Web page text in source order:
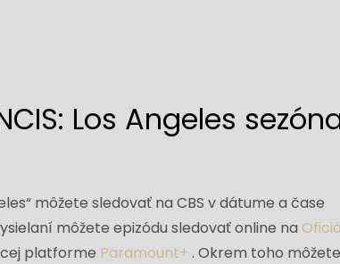
Los Angeles
môžete sledovať na CBS v dátume a čase
môžete epizódu sledovať online na
platforme Paramount+ . Okrem toho